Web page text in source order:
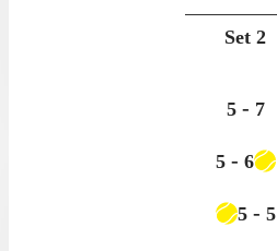
Set 2
5 - 7
5 - 6
5 - 5